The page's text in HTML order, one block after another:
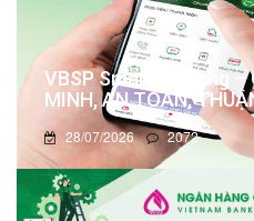
VBSP Smart Banking –
MINH, AN TOÀN,
28/07/2026 2072